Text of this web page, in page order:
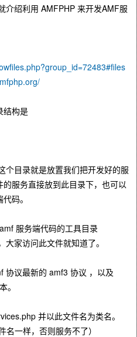
介绍利用 AMFPHP 来开发AMF服
php?group_id=72483#files
结构是
个目录就是放置我们把开发好的服
服务直接放到此目录下，也可以
码。
服务端代码的工具目录
大家访问此文件就知道了。
协议最新的 amf3 协议 ，以及
。
并以此文件名为类名。
一样，否则服务不了）